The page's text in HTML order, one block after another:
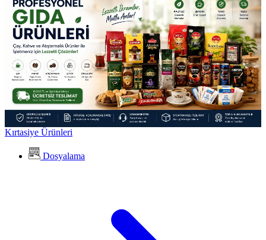
Kırtasiye Ürünleri
Dosyalama